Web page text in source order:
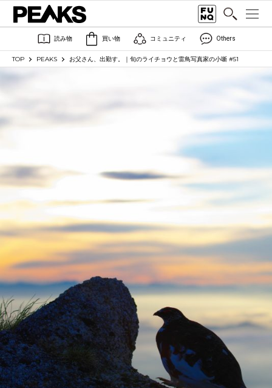
読み物 買い物 コミュニティ Others
TOP PEAKS お父さん、出勤す。｜旬のライチョウと雷鳥写真家の小噺 #51